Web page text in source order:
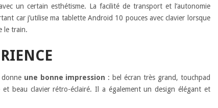
un certain esthétisme. La facilité de transport et l’autonomie
car j’utilise ma tablette Android 10 pouces avec clavier lorsque
le train.
donne une bonne impression : bel écran très grand, touchpad
et beau clavier rétro-éclairé.Il a également un design élégant et